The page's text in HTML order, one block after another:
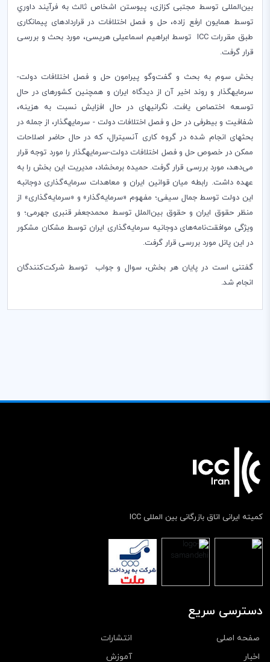
بین‌المللی توسط مجتبی کزازی، پیوستن اشخاص ثالث به فرآیند داوري
توسط همایون ارفع زاده، حل و فصل اختلافات در قراردادهای پیمانکاری
طبق مقرراتICC توسط ابراهیم اسماعیلی هریسی، مورد بحث و بررسی
قرار گرفت.
بخش سوم به بحث و گفت‌وگو پیرامون حل و فصل اختلافات دولت-
سرمایه­گذار و روند اخیر آن از دیدگاه ایران و همچنین کشورهای در حال
توسعه اختصاص یافت. نگرانی­های در حال افزایش نسبت به هزینه،
شفافیت و بی­طرفی در حل و فصل اختلافات دولت - سرمایه­گذار، از جمله در
بحث­­های انجام شده در گروه کاری آنسیترال، که در حال حاضر اصلاحات
ممکن در خصوص حل و فصل اختلافات دولت-سرمایه­گذار را مورد توجه قرار
می‌دهد، مورد بررسی قرار گرفت. حمیده برمخشاد، مدیریت این بخش را به
عهده داشت. رابطه میان قوانین ایران و معاهدات سرمایه‌گذاری دوجانبه
این دولت توسط جمال سیفی؛ مفهوم «سرمایه‌گذار» و «سرمایه‌گذاری» از
منظر حقوق ایران و حقوق بین‌الملل توسط محمدجعفر قنبری جهرمی؛ و
ویژگی موافقت‌نامه‌های دوجانیه سرمایه‌گذاری ایران توسط مشکان مشکور
در این پانل مورد بررسی قرار گرفت.
گفتنی است در پايان هر بخش،‌ سوال و جواب توسط شرکت‌کنندگان
انجام شد.
کمیته ایرانی اتاق بازرگانی بین المللی ICC
دسترسی سریع
صفحه اصلی
انتشارات
اخبار
آموزش